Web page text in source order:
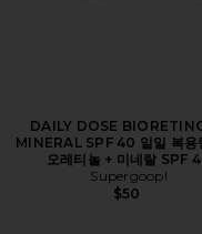
DAILY DOSE
MINERAL SPF 40 일일 복용
오레티놀 + 미네랄 SPF
Supergoop!
$50